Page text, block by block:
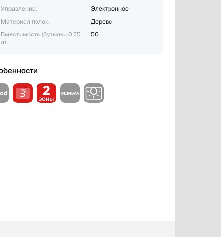
Управление:
Электронное
Материал полок:
Дерево
Вместимость (бутылки 0.75
л):
56